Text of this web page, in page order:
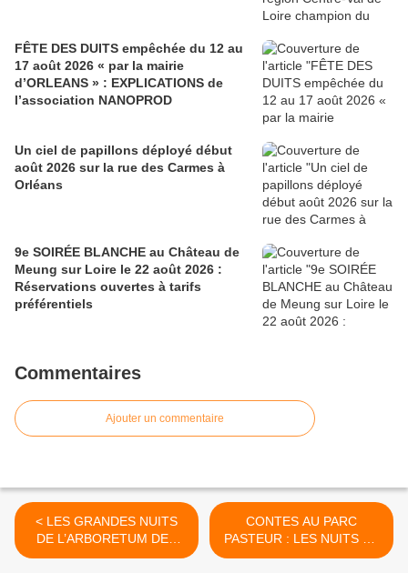
FÊTE DES DUITS empêchée du 12 au
17 août 2026 « par la mairie
d’ORLEANS » : EXPLICATIONS de
l’association NANOPROD
Un ciel de papillons déployé début
août 2026 sur la rue des Carmes à
Orléans
9e SOIRÉE BLANCHE au Château de
Meung sur Loire le 22 août 2026 :
Réservations ouvertes à tarifs
préférentiels
Commentaires
Ajouter un commentaire
< LES GRANDES NUITS
DE L’ARBORETUM DES
BARRES 5ème édition les
CONTES AU PARC
PASTEUR : LES NUITS DE
BASILE par la Cie Dis